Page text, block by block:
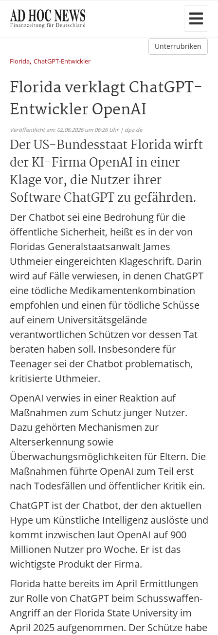
Unterrubriken
Florida, ChatGPT-Entwickler
Florida verklagt ChatGPT-
Entwickler OpenAI
Veröffentlicht am: 02.06.2026 um 06:26 Uhr | dpa.de
Der US-Bundesstaat Florida wirft
der KI-Firma OpenAI in einer
Klage vor, die Nutzer ihrer
Software ChatGPT zu gefährden.
Der Chatbot sei eine Bedrohung für die
öffentliche Sicherheit, heißt es in der von
Floridas Generalstaatsanwalt James
Uthmeier eingereichten Klageschrift. Darin
wird auf Fälle verwiesen, in denen ChatGPT
eine tödliche Medikamentenkombination
empfohlen und einen für tödliche Schüsse
auf einem Universitätsgelände
verantwortlichen Schützen vor dessen Tat
beraten haben soll. Insbesondere für
Teenager sei der Chatbot problematisch,
kritisierte Uthmeier.
OpenAI verwies in einer Reaktion auf
Maßnahmen zum Schutz junger Nutzer.
Dazu gehörten Mechanismen zur
Alterserkennung sowie
Überwachungsmöglichkeiten für Eltern. Die
Maßnahmen führte OpenAI zum Teil erst
nach Todesfällen und öffentlicher Kritik ein.
ChatGPT ist der Chatbot, der den aktuellen
Hype um Künstliche Intelligenz auslöste und
kommt inzwischen laut OpenAI auf 900
Millionen Nutzer pro Woche. Er ist das
wichtigste Produkt der Firma.
Florida hatte bereits im April Ermittlungen
zur Rolle von ChatGPT beim Schusswaffen-
Angriff an der Florida State University im
April 2025 aufgenommen. Der Schütze habe